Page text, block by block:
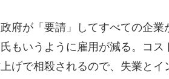
府が「要請」してすべての企
もいうように雇用が減る。コ
げで相殺されるので、失業と